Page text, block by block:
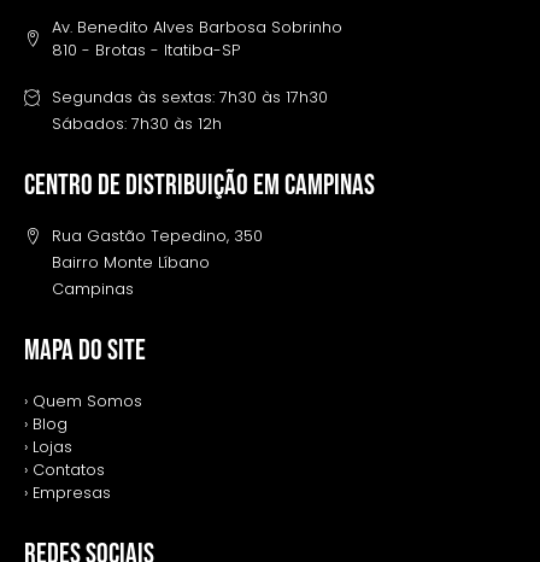
Av. Benedito Alves Barbosa Sobrinho
810 - Brotas - Itatiba-SP
Segundas às sextas: 7h30 às 17h30
Sábados: 7h30 às 12h
Centro de distribuição em campinas
Rua Gastão Tepedino, 350
Bairro Monte Líbano
Campinas
MAPA DO SITE
› Quem Somos
› Blog
› Lojas
› Contatos
› Empresas
REDES SOCIAIS